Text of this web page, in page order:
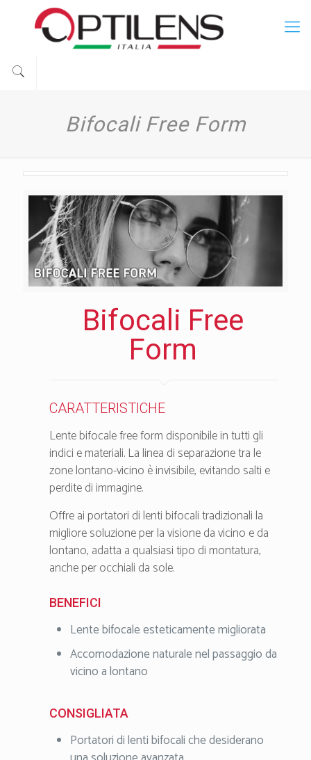
Bifocali Free Form
Bifocali Free
Form
CARATTERISTICHE
Lente bifocale free form disponibile in tutti gli
indici e materiali. La linea di separazione tra le
zone lontano-vicino è invisibile, evitando salti e
perdite di immagine.
Offre ai portatori di lenti bifocali tradizionali la
migliore soluzione per la visione da vicino e da
lontano, adatta a qualsiasi tipo di montatura,
anche per occhiali da sole.
BENEFICI
Lente bifocale esteticamente migliorata
Accomodazione naturale nel passaggio da
vicino a lontano
CONSIGLIATA
Portatori di lenti bifocali che desiderano